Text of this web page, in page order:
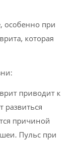
особенно при
которая
приводит к
развиться
причиной
Пульс при